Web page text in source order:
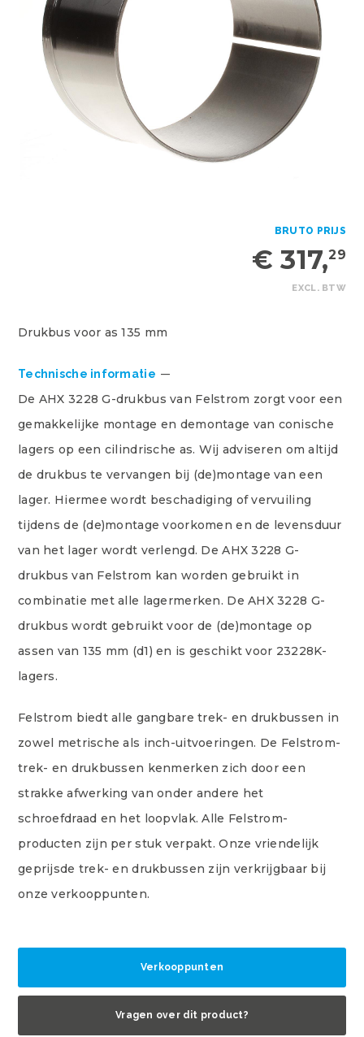
BRUTO PRIJS
EXCL. BTW
€ 317,29
Drukbus voor as 135 mm
Technische informatie
De AHX 3228 G-drukbus van Felstrom zorgt voor een
gemakkelijke montage en demontage van conische
lagers op een cilindrische as. Wij adviseren om altijd
de drukbus te vervangen bij (de)montage van een
lager. Hiermee wordt beschadiging of vervuiling
tijdens de (de)montage voorkomen en de levensduur
van het lager wordt verlengd. De AHX 3228 G-
drukbus van Felstrom kan worden gebruikt in
combinatie met alle lagermerken. De AHX 3228 G-
drukbus wordt gebruikt voor de (de)montage op
assen van 135 mm (d1) en is geschikt voor 23228K-
lagers.
Felstrom biedt alle gangbare trek- en drukbussen in
zowel metrische als inch-uitvoeringen. De Felstrom-
trek- en drukbussen kenmerken zich door een
strakke afwerking van onder andere het
schroefdraad en het loopvlak. Alle Felstrom-
producten zijn per stuk verpakt. Onze vriendelijk
geprijsde trek- en drukbussen zijn verkrijgbaar bij
onze verkooppunten.
Verkooppunten
Vragen over dit product?